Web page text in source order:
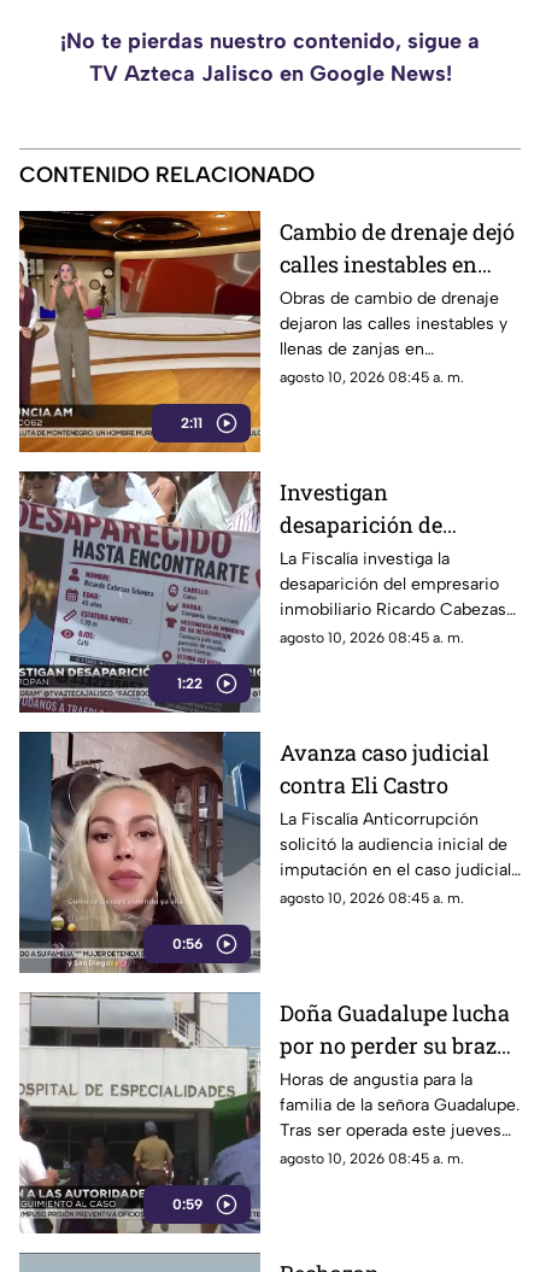
¡No te pierdas nuestro contenido, sigue a
TV Azteca Jalisco en Google News!
CONTENIDO RELACIONADO
2:11
Cambio de drenaje dejó
calles inestables en
Tlaquepaque
Obras de cambio de drenaje
dejaron las calles inestables y
llenas de zanjas en
Tlaquepaque. Vecinos y
agosto 10, 2026 08:45 a. m.
1:22
Investigan
desaparición de
empresario de Ricardo
Cabezas de 46 años
La Fiscalía investiga la
desaparición del empresario
inmobiliario Ricardo Cabezas
en Zapopan. Fue a mostrar una
agosto 10, 2026 08:45 a. m.
0:56
Avanza caso judicial
contra Eli Castro
La Fiscalía Anticorrupción
solicitó la audiencia inicial de
imputación en el caso judicial
contra la conductora Eli Castro
agosto 10, 2026 08:45 a. m.
0:59
Doña Guadalupe lucha
por no perder su brazo
tras compleja cirugía
en el Centro Médico
Horas de angustia para la
familia de la señora Guadalupe.
Tras ser operada este jueves
en el Centro Médico, doctores
agosto 10, 2026 08:45 a. m.